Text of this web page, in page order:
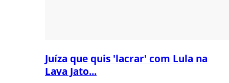
Juíza que quis 'lacrar' com Lula na
Lava Jato...